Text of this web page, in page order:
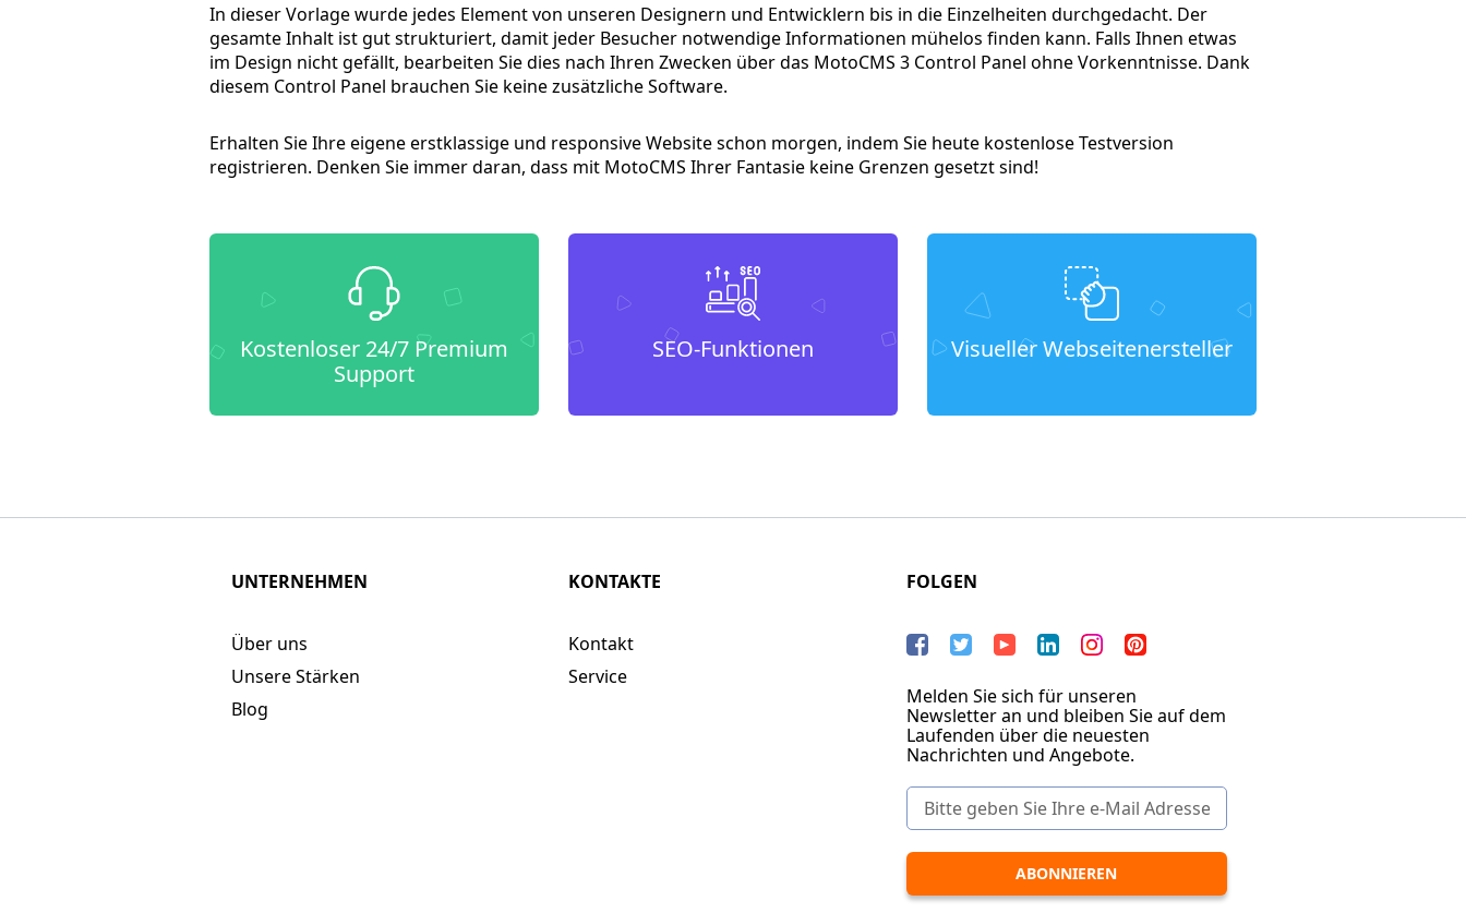
In dieser Vorlage wurde jedes Element von unseren Designern und Entwicklern bis in die Einzelheiten durchgedacht. Der
gesamte Inhalt ist gut strukturiert, damit jeder Besucher notwendige Informationen mühelos finden kann. Falls Ihnen etwas
im Design nicht gefällt, bearbeiten Sie dies nach Ihren Zwecken über das MotoCMS 3 Control Panel ohne Vorkenntnisse. Dank
diesem Control Panel brauchen Sie keine zusätzliche Software.
Erhalten Sie Ihre eigene erstklassige und responsive Website schon morgen, indem Sie heute kostenlose Testversion
registrieren. Denken Sie immer daran, dass mit MotoCMS Ihrer Fantasie keine Grenzen gesetzt sind!
Kostenloser 24/7 Premium
Support
SEO-Funktionen Visueller Webseitenersteller
UNTERNEHMEN
Über uns
Unsere Stärken
Blog
KONTAKTE
Kontakt
Service
FOLGEN
Melden Sie sich für unseren
Newsletter an und bleiben Sie auf dem
Laufenden über die neuesten
Nachrichten und Angebote.